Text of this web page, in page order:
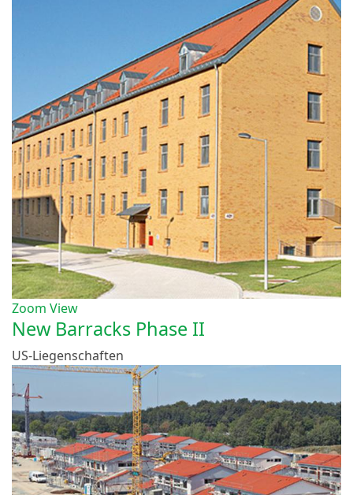
Zoom View
New Barracks Phase II
US-Liegenschaften